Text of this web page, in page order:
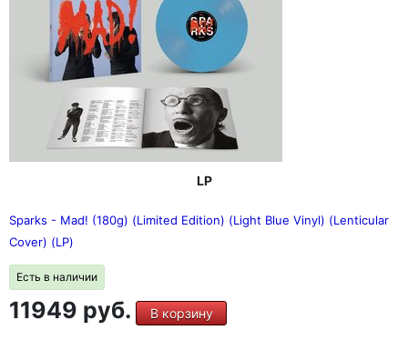
LP
Sparks - Mad! (180g) (Limited Edition) (Light Blue Vinyl) (Lenticular
Cover) (LP)
Есть в наличии
11949 руб. В корзину